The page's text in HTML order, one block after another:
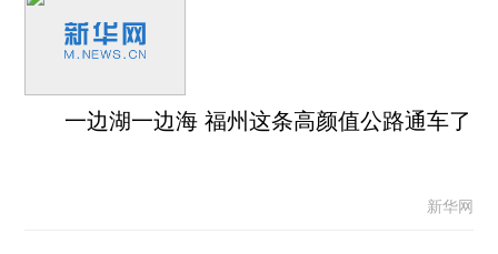
一边湖一边海 福州这条高颜值公路通车了
新华网